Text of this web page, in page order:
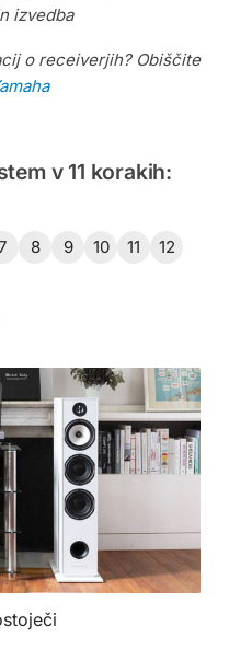
izvedba
o receiverjih? Obiščite
v 11 korakih:
8 9 10 11 12